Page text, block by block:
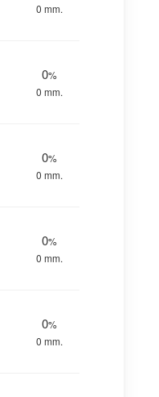
0 mm.
0%
0 mm.
0%
0 mm.
0%
0 mm.
0%
0 mm.